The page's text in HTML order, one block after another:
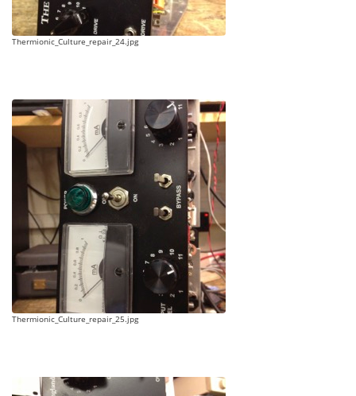
Thermionic_Culture_repair_24.jpg
Thermionic_Culture_repair_25.jpg